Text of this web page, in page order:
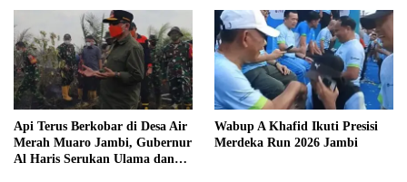
Api Terus Berkobar di Desa Air
Merah Muaro Jambi, Gubernur
Al Haris Serukan Ulama dan
Wabup A Khafid Ikuti Presisi
Merdeka Run 2026 Jambi